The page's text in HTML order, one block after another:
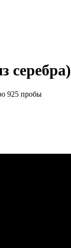
серебра)
925 пробы